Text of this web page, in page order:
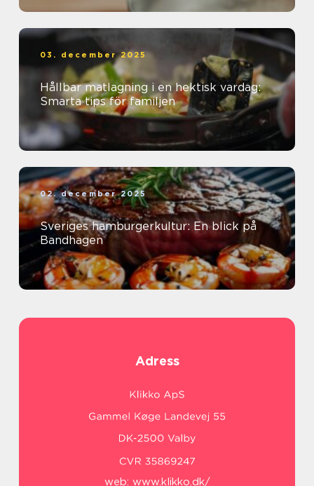
03. december 2025
Hållbar matlagning i en hektisk vardag:
Smarta tips för familjen
02. december 2025
Sveriges hamburgerkultur: En blick på
Bandhagen
Adress
web: www.klikko.dk/